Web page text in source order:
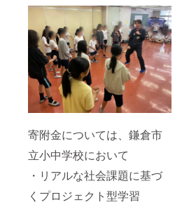
寄附金については、鎌倉市
立小中学校において
・リアルな社会課題に基づ
くプロジェクト型学習